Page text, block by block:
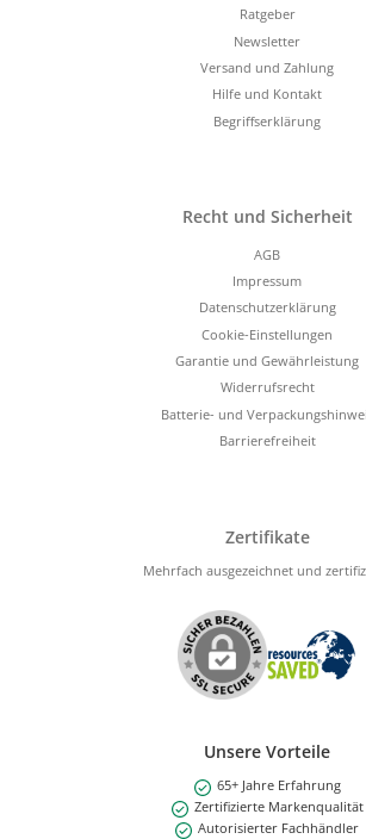
Ratgeber
Newsletter
Versand und Zahlung
Hilfe und Kontakt
Begriffserklärung
Recht und Sicherheit
AGB
Impressum
Datenschutzerklärung
Cookie-Einstellungen
Garantie und Gewährleistung
Widerrufsrecht
Batterie- und
Barrierefreiheit
Zertifikate
Mehrfach ausgezeichnet und
Unsere Vorteile
65+ Jahre Erfahrung
Zertifizierte Markenqualität
Autorisierter Fachhändler